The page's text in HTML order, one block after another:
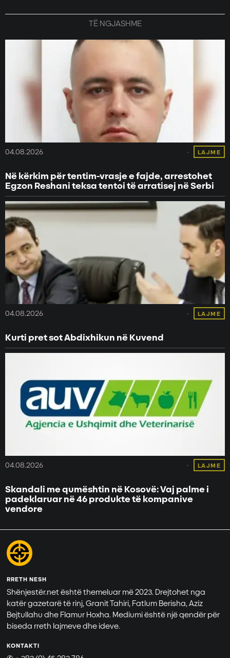
TË NGJASHME
04.08.2026 LAJME
Në kërkim për tentim-vrasje e fajde, arrestohet
Egzon Reshani teksa tentoi të arratisej në Serbi
04.08.2026 LAJME
Kurti pret sot Abdixhikun në Kuvend
04.08.2026 LAJME
Skandali me qumështin në Kosovë: Vaj palme i
padeklaruar në 46 produkte të kompanive
vendore
RRETH NESH
Shënjestër.net është themeluar më 2023. Drejtohet nga
katër gazetarë të rinj, Granit Tahiri, Fatlum Berisha, Aziz
Bejtullahu dhe Flamur Hoxha. Mediumi është një qendër për
biseda rreth lajmeve dhe ideve.
KONTAKTI